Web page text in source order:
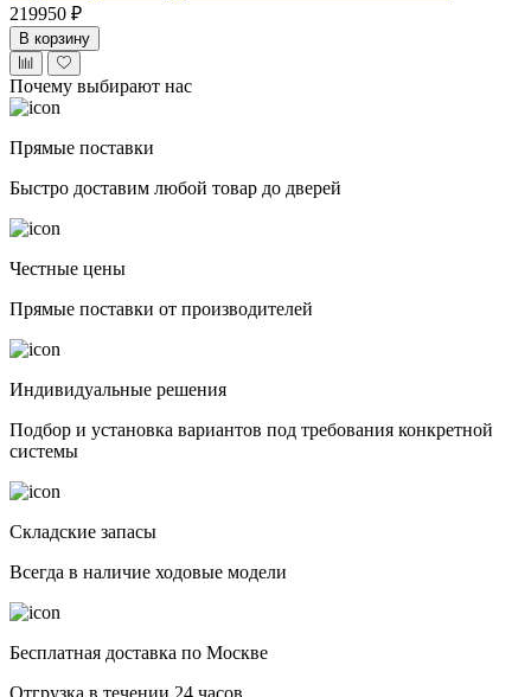
219950 ₽
В корзину
Почему выбирают нас
Прямые поставки
Быстро доставим любой товар до дверей
Честные цены
Прямые поставки от производителей
Индивидуальные решения
Подбор и установка вариантов под требования конкретной
системы
Складские запасы
Всегда в наличие ходовые модели
Бесплатная доставка по Москве
Отгрузка в течении 24 часов